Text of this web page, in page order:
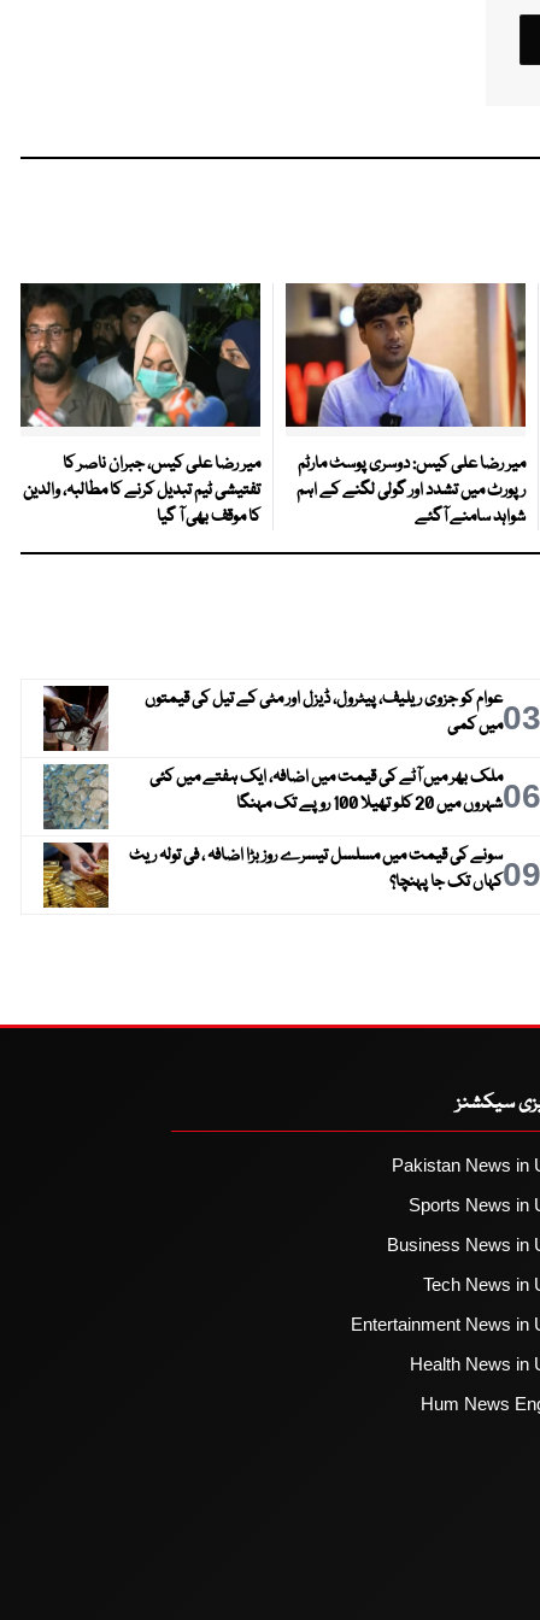
میر رضا علی کیس: دوسری پوسٹ مارٹم
رپورٹ میں تشدد اور گولی لگنے کے اہم
شواہد سامنے آگئے
میر رضا علی کیس، جبران ناصر کا
تفتیشی ٹیم تبدیل کرنے کا مطالبہ، والدین
کا موقف بھی آ گیا
03عوام کو جزوی ریلیف، پیٹرول، ڈیزل اور مٹی کے تیل کی قیمتوں
میں کمی
06ملک بھر میں آٹے کی قیمت میں اضافہ، ایک ہفتے میں کئی
شہروں میں 20 کلو تھیلا 100 روپے تک مہنگا
09سونے کی قیمت میں مسلسل تیسرے روز بڑا اضافہ ، فی تولہ ریٹ
کہاں تک جا پہنچا؟
سیکشنز
Pakistan News in
Sports News in
Business News in
Tech News in
Entertainment News in
Health News in
Hum News